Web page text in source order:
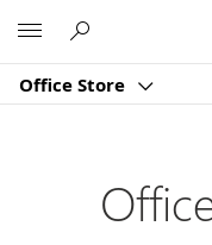
Office Store